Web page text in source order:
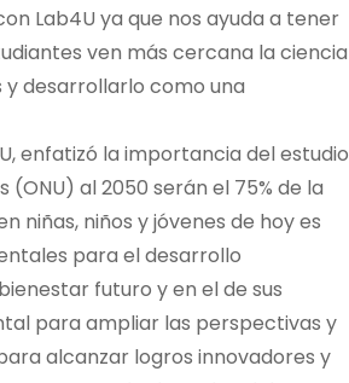
Lab4U ya que nos ayuda a tener
ven más cercana la ciencia
y desarrollarlo como una
enfatizó la importancia del estudio
(ONU) al 2050 serán el 75% de la
niñas, niños y jóvenes de hoy es
para el desarrollo
futuro y en el de sus
para ampliar las perspectivas y
alcanzar logros innovadores y